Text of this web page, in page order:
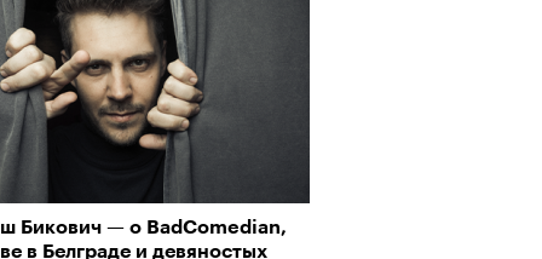
Бикович — о BadComedian,
в Белграде и девяностых
— о том, кто из
двигает театр